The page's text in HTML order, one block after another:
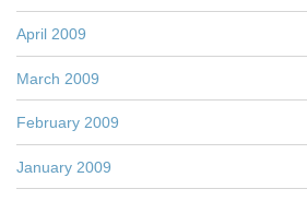
April 2009
March 2009
February 2009
January 2009